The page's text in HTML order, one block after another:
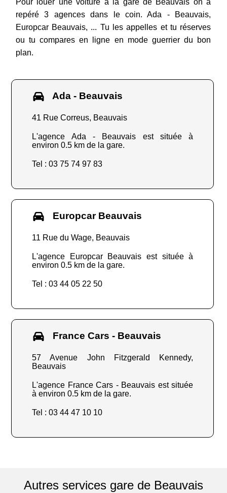
Pour louer une voiture à la gare de Beauvais on a
repéré 3 agences dans le coin. Ada - Beauvais,
Europcar Beauvais, ... Tu les appelles et tu réserves
ou tu compares en ligne en mode guerrier du bon
plan.
Ada - Beauvais
41 Rue Correus, Beauvais
L'agence Ada - Beauvais est située à
environ 0.5 km de la gare.
Tel : 03 75 74 97 83
Europcar Beauvais
11 Rue du Wage, Beauvais
L'agence Europcar Beauvais est située à
environ 0.5 km de la gare.
Tel : 03 44 05 22 50
France Cars - Beauvais
57 Avenue John Fitzgerald Kennedy,
Beauvais
L'agence France Cars - Beauvais est située
à environ 0.5 km de la gare.
Tel : 03 44 47 10 10
Autres services gare de Beauvais